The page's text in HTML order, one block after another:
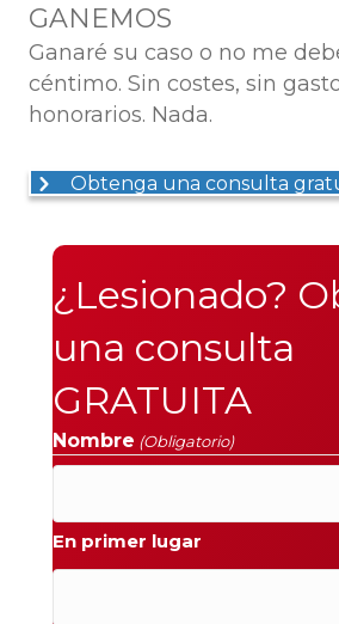
GANEMOS
Ganaré su caso o no me
céntimo. Sin costes, sin
honorarios. Nada.
Obtenga una consulta
¿Lesionado?
una consulta
GRATUITA
Nombre (Obligatorio)
En primer lugar